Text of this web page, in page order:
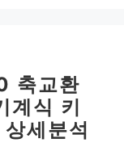
축교환
식 키
세분석